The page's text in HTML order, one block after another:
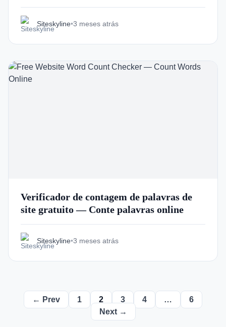
Siteskyline•3 meses atrás
Verificador de contagem de palavras de
site gratuito — Conte palavras online
Siteskyline•3 meses atrás
← Prev 1 2 3 4 …
6
Next →